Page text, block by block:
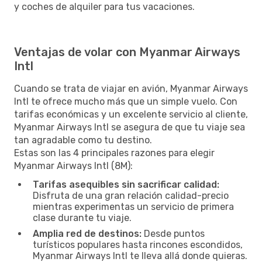
y coches de alquiler para tus vacaciones.
Ventajas de volar con Myanmar Airways
Intl
Cuando se trata de viajar en avión, Myanmar Airways
Intl te ofrece mucho más que un simple vuelo. Con
tarifas económicas y un excelente servicio al cliente,
Myanmar Airways Intl se asegura de que tu viaje sea
tan agradable como tu destino.
Estas son las 4 principales razones para elegir
Myanmar Airways Intl (8M):
Tarifas asequibles sin sacrificar calidad:
Disfruta de una gran relación calidad-precio
mientras experimentas un servicio de primera
clase durante tu viaje.
Amplia red de destinos: Desde puntos
turísticos populares hasta rincones escondidos,
Myanmar Airways Intl te lleva allá donde quieras.